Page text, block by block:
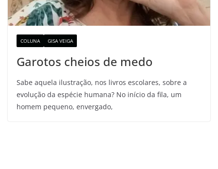
COLUNA GISA VEIGA
Garotos cheios de medo
Sabe aquela ilustração, nos livros escolares, sobre a
evolução da espécie humana? No início da fila, um
homem pequeno, envergado,